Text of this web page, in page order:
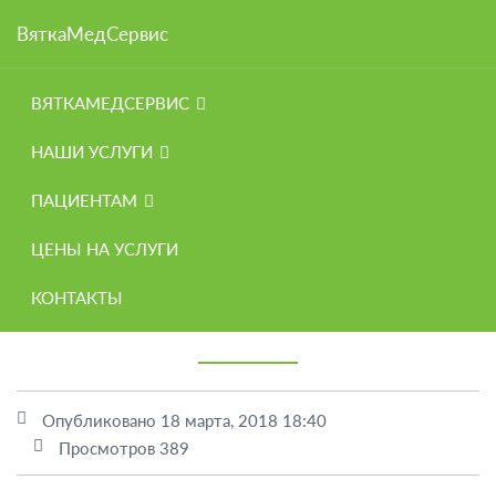
content
Навигация
ВяткаМедСервис
ВЯТКАМЕДСЕРВИС
НАШИ УСЛУГИ
ПАЦИЕНТАМ
ЦЕНЫ НА УСЛУГИ
КОНТАКТЫ
Возврат 13% за лечение зубов
Возврат 13% за лечение
Опубликовано 18 марта, 2018 18:40
Просмотров 389